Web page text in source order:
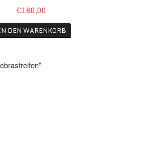
€180,00
DEN WARENKORB